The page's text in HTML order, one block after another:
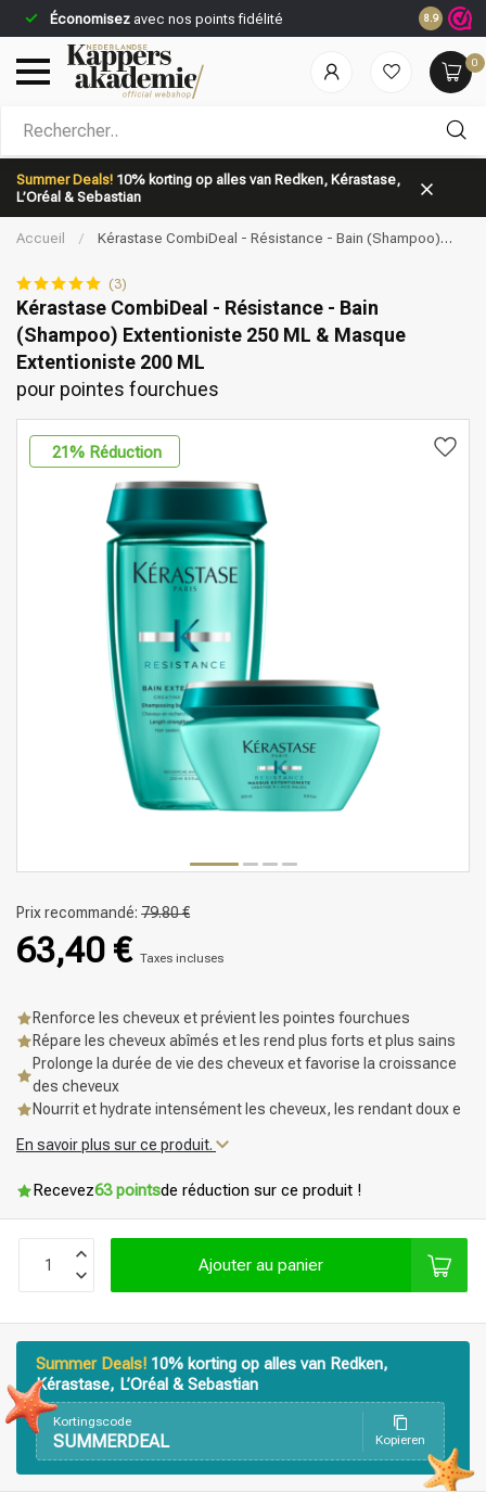
Économisez avec nos points fidélité 8.9
0
Summer Deals! 10% korting op alles van Redken, Kérastase,
L’Oréal & Sebastian
Quelle catégorie recherchez-vous?
Marques Soins capillaires
Produits de coiffage Coloration des cheveux
Accueil /
Kérastase CombiDeal - Résistance - Bain (Shampoo)
fourchues
(3)
Kérastase CombiDeal - Résistance - Bain
(Shampoo) Extentioniste 250 ML & Masque
Extentioniste 200 ML
pour pointes fourchues
21% Réduction
Prix recommandé: 79.80 €
63,40 € Taxes incluses
Renforce les cheveux et prévient les pointes fourchues
Répare les cheveux abîmés et les rend plus forts et plus sains
Prolonge la durée de vie des cheveux et favorise la croissance
des cheveux
Nourrit et hydrate intensément les cheveux, les rendant doux e
En savoir plus sur ce produit.
Recevez63 pointsde réduction sur ce produit !
Ajouter au panier
Summer Deals! 10% korting op alles van Redken,
Kérastase, L’Oréal & Sebastian
Kortingscode
SUMMERDEAL Kopieren